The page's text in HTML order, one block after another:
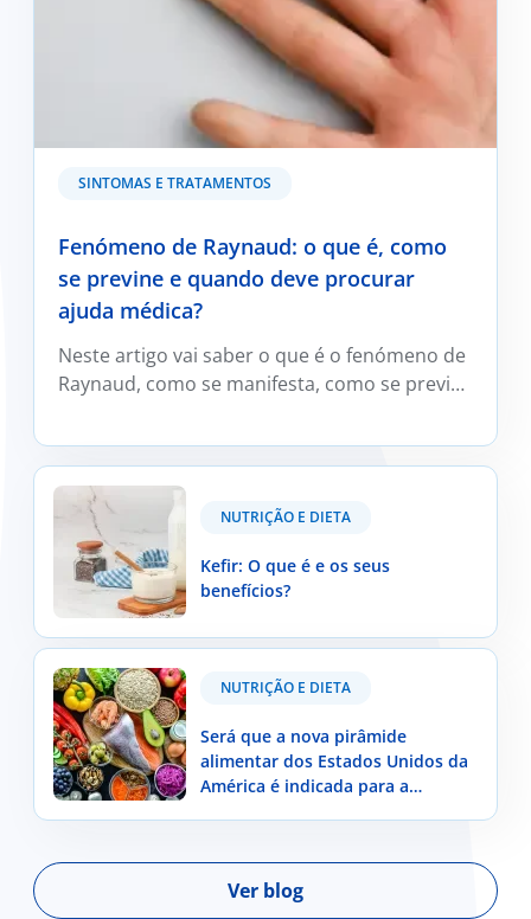
SINTOMAS E TRATAMENTOS
Fenómeno de Raynaud: o que é, como
se previne e quando deve procurar
ajuda médica?
Neste artigo vai saber o que é o fenómeno de
Raynaud, como se manifesta, como se previne
por um médico reumatologista.
NUTRIÇÃO E DIETA
Kefir: O que é e os seus
benefícios?
Kefir: O que é e os seus benefícios?
NUTRIÇÃO E DIETA
Será que a nova pirâmide
alimentar dos Estados Unidos da
América é indicada para a
Será que a nova pirâmide alimentar dos Estados
Unidos da América é indicada para a população
portuguesa?
Ver blog